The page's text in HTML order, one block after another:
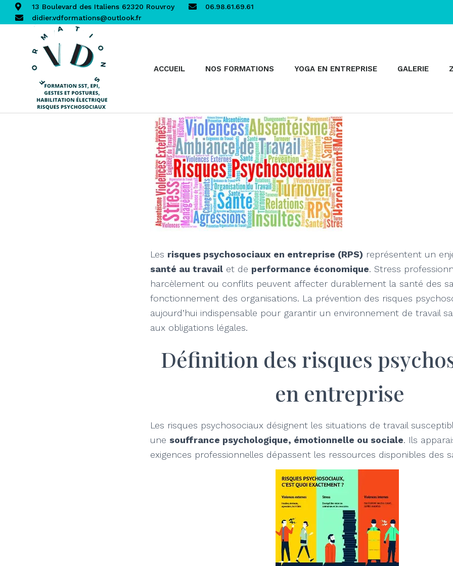
13 Boulevard des Italiens 62320 Rouvroy
06.98.61.69.61
didier.vdformations@outlook.fr
ACCUEIL NOS FORMATIONS YOGA EN ENTREPRISE GALERIE
Les risques psychosociaux en entreprise (RPS) représentent un
santé au travail et de performance économique. Stress
harcèlement ou conflits peuvent affecter durablement la santé des
fonctionnement des organisations. La prévention des risques
aujourd’hui indispensable pour garantir un environnement de travail
aux obligations légales.
Définition des risques
en entreprise
Les risques psychosociaux désignent les situations de travail
une souffrance psychologique, émotionnelle ou sociale. Ils
exigences professionnelles dépassent les ressources disponibles des